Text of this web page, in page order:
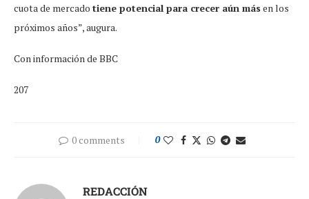
cuota de mercado tiene potencial para crecer aún más en los
próximos años”, augura.
Con información de BBC
207
0 comments 0
REDACCIÓN